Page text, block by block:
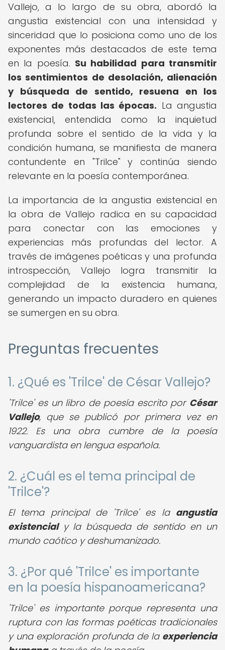
Vallejo, a lo largo de su obra, abordó la
angustia existencial con una intensidad y
sinceridad que lo posiciona como uno de los
exponentes más destacados de este tema
en la poesía. Su habilidad para transmitir
los sentimientos de desolación, alienación
y búsqueda de sentido, resuena en los
lectores de todas las épocas. La angustia
existencial, entendida como la inquietud
profunda sobre el sentido de la vida y la
condición humana, se manifiesta de manera
contundente en "Trilce" y continúa siendo
relevante en la poesía contemporánea.
La importancia de la angustia existencial en
la obra de Vallejo radica en su capacidad
para conectar con las emociones y
experiencias más profundas del lector. A
través de imágenes poéticas y una profunda
introspección, Vallejo logra transmitir la
complejidad de la existencia humana,
generando un impacto duradero en quienes
se sumergen en su obra.
Preguntas frecuentes
1. ¿Qué es 'Trilce' de César Vallejo?
'Trilce' es un libro de poesía escrito por César
Vallejo, que se publicó por primera vez en
1922. Es una obra cumbre de la poesía
vanguardista en lengua española.
2. ¿Cuál es el tema principal de
'Trilce'?
El tema principal de 'Trilce' es la angustia
existencialy la búsqueda de sentido en un
mundo caótico y deshumanizado.
3. ¿Por qué 'Trilce' es importante
en la poesía hispanoamericana?
'Trilce' es importante porque representa una
ruptura con las formas poéticas tradicionales
y una exploración profunda de la experiencia